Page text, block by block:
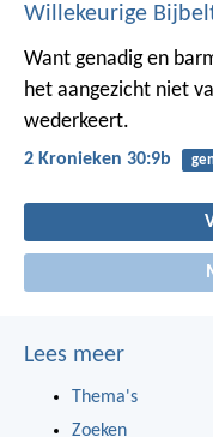
Willekeurige
Want genadig en
het aangezicht niet
wederkeert.
2 Kronieken 30:9b
Lees meer
Thema's
Zoeken